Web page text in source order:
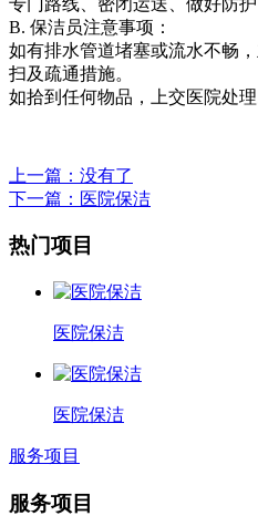
B. 保洁员注意事项：
如有排水管道堵塞或流水不畅
扫及疏通措施。
如拾到任何物品，上交医院处
上一篇 ：没有了
下一篇 ：医院保洁
热门项目
医院保洁
医院保洁
服务项目
服务项目